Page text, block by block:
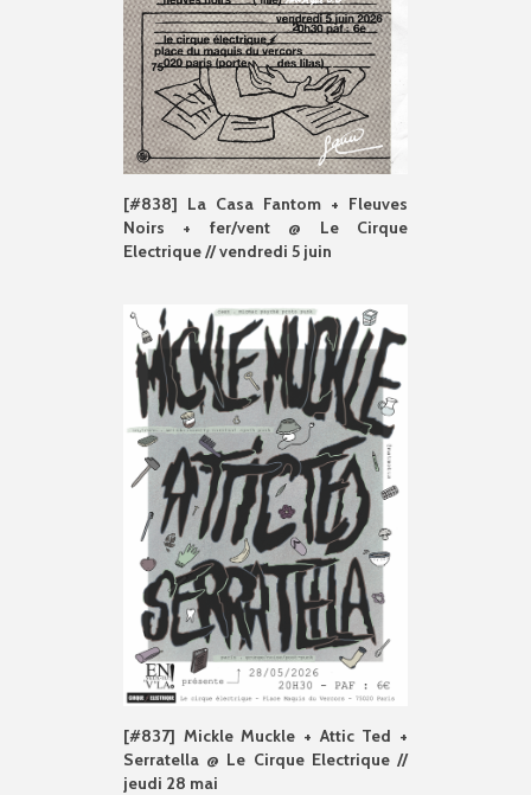
[#838] La Casa Fantom + Fleuves
Noirs + fer/vent @ Le Cirque
Electrique // vendredi 5 juin
[#837] Mickle Muckle + Attic Ted +
Serratella @ Le Cirque Electrique //
jeudi 28 mai